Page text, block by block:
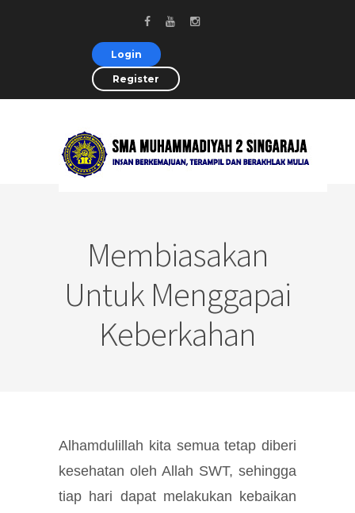
Login
Register
Membiasakan
Untuk Menggapai
Keberkahan
Alhamdulillah kita semua tetap diberi
kesehatan oleh Allah SWT, sehingga
tiap hari dapat melakukan kebaikan